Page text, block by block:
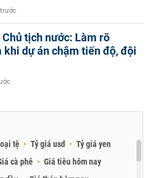
Chủ tịch nước: Làm rõ
khi dự án chậm tiến độ, đội
tệ Tỷ giá usd
Tỷ giá yen
cà phê
Giá tiêu hôm nay